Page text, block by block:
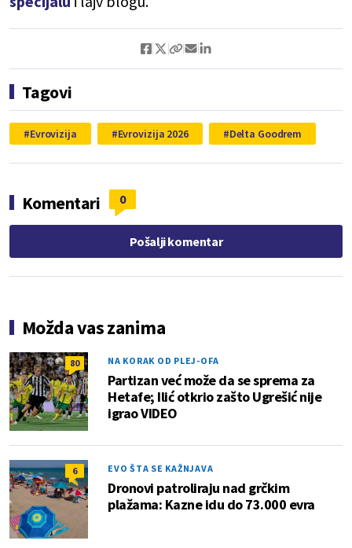
Tagovi
Evrovizija Evrovizija 2026 Delta Goodrem
Komentari 0
Pošalji komentar
Možda vas zanima
80 NA KORAK OD PLEJ-OFA
Partizan već može da se sprema za
Hetafe; Ilić otkrio zašto Ugrešić nije
igrao VIDEO
6 EVO ŠTA SE KAŽNJAVA
Dronovi patroliraju nad grčkim
plažama: Kazne idu do 73.000 evra